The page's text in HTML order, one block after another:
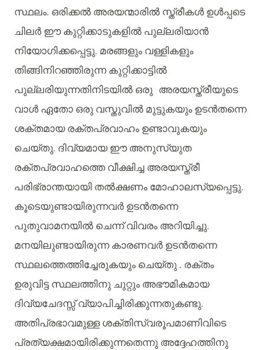
സ്ഥലം. ഒരിക്കൽ അരയന്മാരിൽ സ്ത്രീകൾ ഉൾപ്പടെ
ചിലർ ഈ കുറ്റിക്കാടുകളിൽ പുല്ലരിയാൻ
നിയോഗിക്കപ്പെട്ടു. മരങ്ങളും വള്ളികളും
തിങ്ങിനിറഞ്ഞിരുന്ന കുറ്റിക്കാട്ടിൽ
പുല്ലരിയുന്നതിനിടയിൽ ഒരു അരയസ്ത്രീയുടെ
വാൾ ഏതോ ഒരു വസ്തുവിൽ മുട്ടുകയും ഉടൻതന്നെ
ശക്തമായ രക്തപ്രവാഹം ഉണ്ടാവുകയും
ചെയ്തു. ദിവ്യമായ ഈ അനുസ്യുത
രക്തപ്രവാഹത്തെ വീക്ഷിച്ച അരയസ്ത്രീ
പരിഭ്രാന്തയായി തൽക്ഷണം മോഹാലസ്യപ്പെട്ടു.
കൂടെയുണ്ടായിരുന്നവർ ഉടൻതന്നെ
പുതുവാമനയിൽ ചെന്ന് വിവരം അറിയിച്ചു.
മനയിലുണ്ടായിരുന്ന കാരണവർ ഉടൻതന്നെ
സ്ഥലത്തെത്തിച്ചേരുകയും ചെയ്തു . രക്തം
ഉരുവിട്ട സ്ഥലത്തിനു ചുറ്റും അഭൗമികമായ
ദിവ്യചേദസ്സ് വ്യാപിച്ചിരിക്കുന്നതുകണ്ടു.
അതിപ്രഭാവമുള്ള ശക്തിസ്വരൂപമാണിവിടെ
പ്രത്യക്ഷമായിരിക്കുന്നതെന്നു അദ്ദേഹത്തിനു